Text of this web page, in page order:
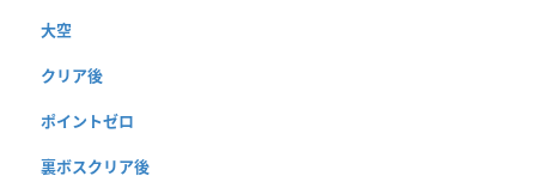
大空
クリア後
ポイントゼロ
裏ボスクリア後